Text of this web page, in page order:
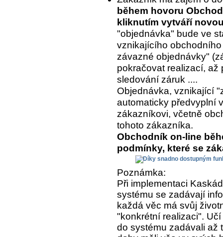
během hovoru
kliknutím vytváří
"objednávka" bude ve
vznikajícího
závazné objednávky"
pokračovat realizací, až
sledování záruk ....
Objednávka, vznikající
automaticky předvyplní
zákazníkovi, včetně
tohoto zákazníka.
Obchodník on-line
podmínky, které se
Poznámka:
Při implementaci
systému se zadávají
každá věc má svůj
"konkrétní realizaci".
do systému zadávali až